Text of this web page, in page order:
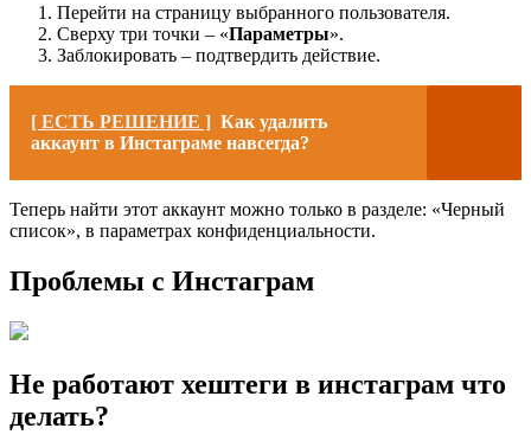
Перейти на страницу выбранного пользователя.
Сверху три точки – «Параметры».
Заблокировать – подтвердить действие.
[ ЕСТЬ РЕШЕНИЕ ] Как удалить
аккаунт в Инстаграме навсегда?
Теперь найти этот аккаунт можно только в разделе: «Черный
список», в параметрах конфиденциальности.
Проблемы с Инстаграм
Не работают хештеги в инстаграм что
делать?